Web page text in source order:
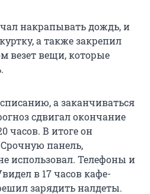
накрапывать дождь, и
а также закрепил
везет вещи, которые
а заканчиваться
сдвигал окончание
часов. В итоге он
Срочную панель,
использовал. Телефоны и
в 17 часов кафе-
зарядить налдеты.